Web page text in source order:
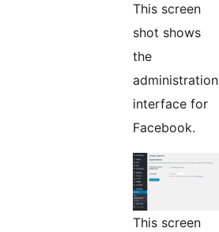
This screen
shot shows
the
administration
interface for
Facebook.
This screen